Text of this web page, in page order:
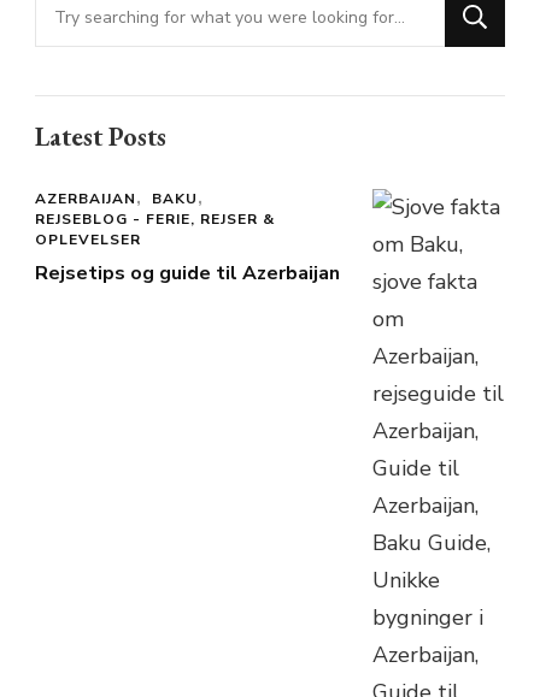
for
Latest Posts
AZERBAIJAN
BAKU
REJSEBLOG - FERIE, REJSER &
OPLEVELSER
Rejsetips og guide til Azerbaijan